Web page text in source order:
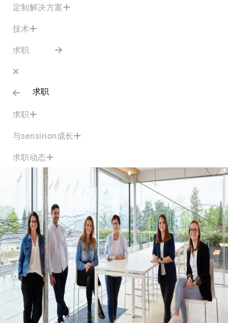
定制解决方案
技术
求职
求职
求职
与sensirion成长
求职动态